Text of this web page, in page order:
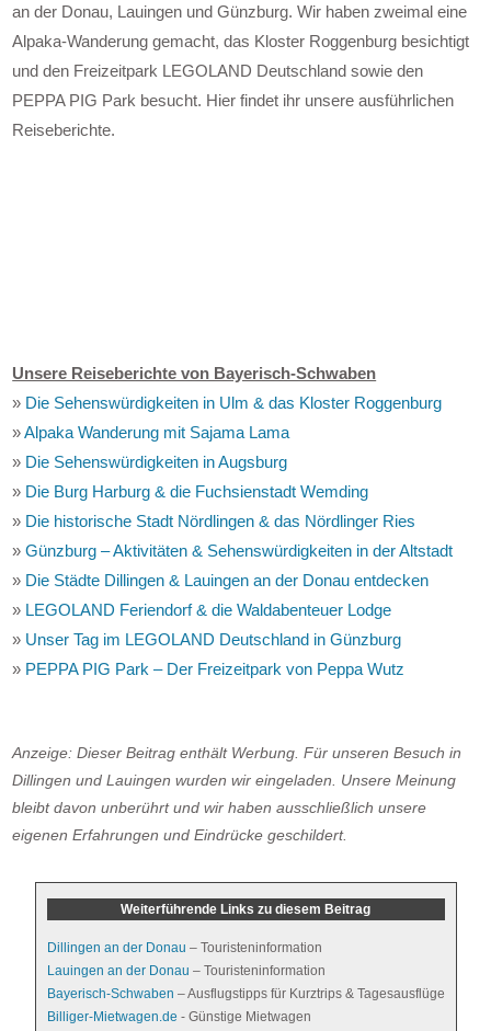
an der Donau, Lauingen und Günzburg. Wir haben zweimal eine
Alpaka-Wanderung gemacht, das Kloster Roggenburg besichtigt
und den Freizeitpark LEGOLAND Deutschland sowie den
PEPPA PIG Park besucht. Hier findet ihr unsere ausführlichen
Reiseberichte.
Unsere Reiseberichte von Bayerisch-Schwaben
» Die Sehenswürdigkeiten in Ulm & das Kloster Roggenburg
»Alpaka Wanderung mit Sajama Lama
» Die Sehenswürdigkeiten in Augsburg
» Die Burg Harburg & die Fuchsienstadt Wemding
» Die historische Stadt Nördlingen & das Nördlinger Ries
»Günzburg – Aktivitäten & Sehenswürdigkeiten in der Altstadt
» Die Städte Dillingen & Lauingen an der Donau entdecken
» LEGOLAND Feriendorf & die Waldabenteuer Lodge
» Unser Tag im LEGOLAND Deutschland in Günzburg
» PEPPA PIG Park – Der Freizeitpark von Peppa Wutz
Anzeige: Dieser Beitrag enthält Werbung. Für unseren Besuch in
Dillingen und Lauingen wurden wir eingeladen. Unsere Meinung
bleibt davon unberührt und wir haben ausschließlich unsere
eigenen Erfahrungen und Eindrücke geschildert.
Weiterführende Links zu diesem Beitrag
Dillingen an der Donau – Touristeninformation
Lauingen an der Donau – Touristeninformation
Bayerisch-Schwaben – Ausflugstipps für Kurztrips & Tagesausflüge
Billiger-Mietwagen.de - Günstige Mietwagen